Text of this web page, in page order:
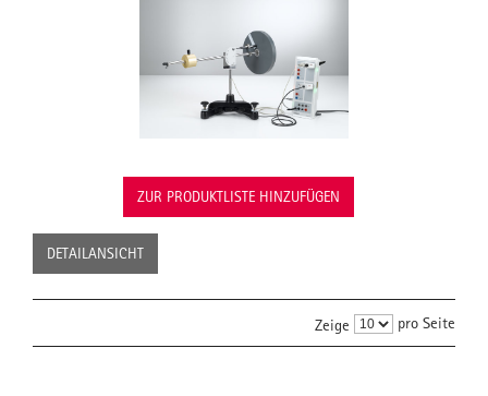
ZUR PRODUKTLISTE HINZUFÜGEN
DETAILANSICHT
Zeige pro Seite